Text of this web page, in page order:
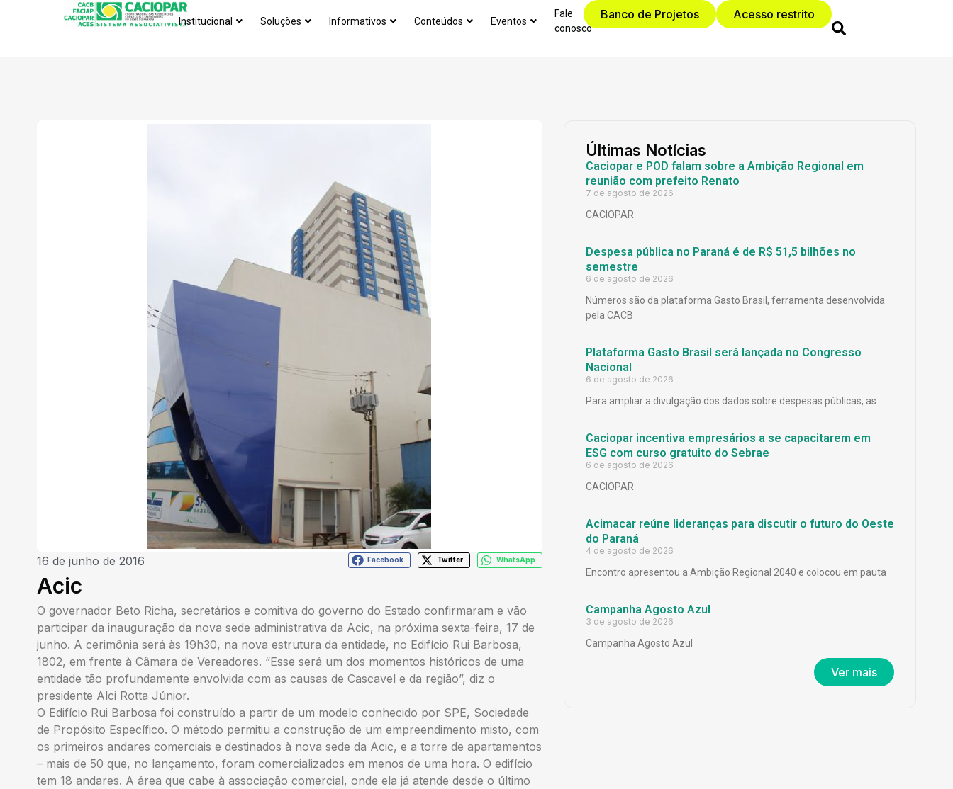
Institucional Soluções Informativos Conteúdos Eventos
Fale
conosco
Banco de Projetos Acesso restrito
16 de junho de 2016 Facebook Twitter WhatsApp
Acic
O governador Beto Richa, secretários e comitiva do governo do Estado confirmaram e vão
participar da inauguração da nova sede administrativa da Acic, na próxima sexta-feira, 17 de
junho. A cerimônia será às 19h30, na nova estrutura da entidade, no Edifício Rui Barbosa,
1802, em frente à Câmara de Vereadores. “Esse será um dos momentos históricos de uma
entidade tão profundamente envolvida com as causas de Cascavel e da região”, diz o
presidente Alci Rotta Júnior.
O Edifício Rui Barbosa foi construído a partir de um modelo conhecido por SPE, Sociedade
de Propósito Específico. O método permitiu a construção de um empreendimento misto, com
os primeiros andares comerciais e destinados à nova sede da Acic, e a torre de apartamentos
– mais de 50 que, no lançamento, foram comercializados em menos de uma hora. O edifício
tem 18 andares. A área que cabe à associação comercial, onde ela já atende desde o último
Últimas Notícias
Caciopar e POD falam sobre a Ambição Regional em
reunião com prefeito Renato
7 de agosto de 2026
CACIOPAR
Despesa pública no Paraná é de R$ 51,5 bilhões no
semestre
6 de agosto de 2026
Números são da plataforma Gasto Brasil, ferramenta desenvolvida
pela CACB
Plataforma Gasto Brasil será lançada no Congresso
Nacional
6 de agosto de 2026
Para ampliar a divulgação dos dados sobre despesas públicas, as
Caciopar incentiva empresários a se capacitarem em
ESG com curso gratuito do Sebrae
6 de agosto de 2026
CACIOPAR
Acimacar reúne lideranças para discutir o futuro do Oeste
do Paraná
4 de agosto de 2026
Encontro apresentou a Ambição Regional 2040 e colocou em pauta
Campanha Agosto Azul
3 de agosto de 2026
Campanha Agosto Azul
Ver mais